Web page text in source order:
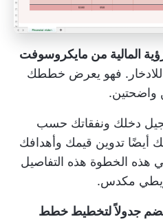
المالية من مايكروسوفت
للادخار. فهو يعرض خططك
واضحتين.
دخلك ونفقاتك حسب
أيضًا تدوين قيمك وأهدافك
هذه الخطوة هذه التفاصيل
مكدس.
جدولاً لتخطيط خطط